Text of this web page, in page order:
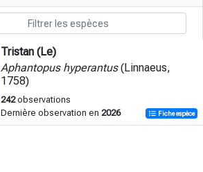
Tristan (Le)
Aphantopus hyperantus(Linnaeus,
1758)
242observations
Dernière observation en 2026 Fiche espèce